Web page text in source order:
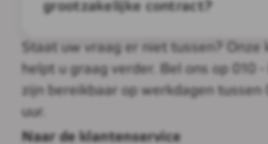
grootzakelijke contract?
Staat uw vraag er niet tussen? Onze
helpt u graag verder. Bel ons op 010
zijn bereikbaar op werkdagen tussen
uur.
Naar de klantenservice